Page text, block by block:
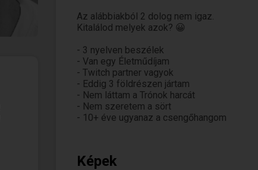
Az alábbiakból 2 dolog nem igaz.
Kitalálod melyek azok? 😀
- 3 nyelven beszélek
- Van egy Életműdíjam
- Twitch partner vagyok
- Eddig 3 földrészen jártam
- Nem láttam a Trónok harcát
- Nem szeretem a sört
- 10+ éve ugyanaz a csengőhangom
Képek